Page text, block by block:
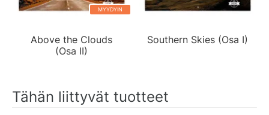
MYYDYIN
Above the Clouds
(Osa II)
Southern Skies (Osa I)
Tähän liittyvät tuotteet